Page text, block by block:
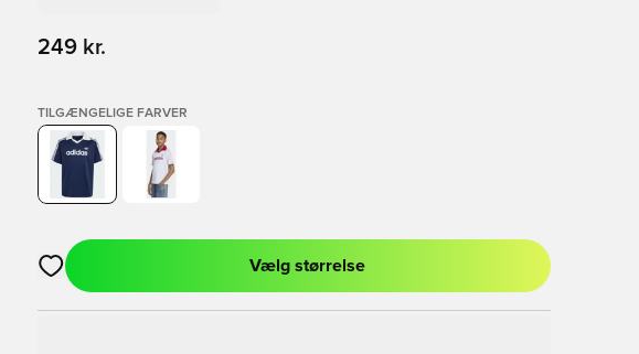
249 kr.
TILGÆNGELIGE FARVER
Åbner en Modal til at logge ind eller tilmelde dig som medlem
Vælg størrelse